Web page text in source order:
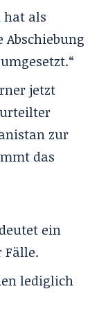
hat als
jetzt
zur
das
ein
Fälle.
lediglich